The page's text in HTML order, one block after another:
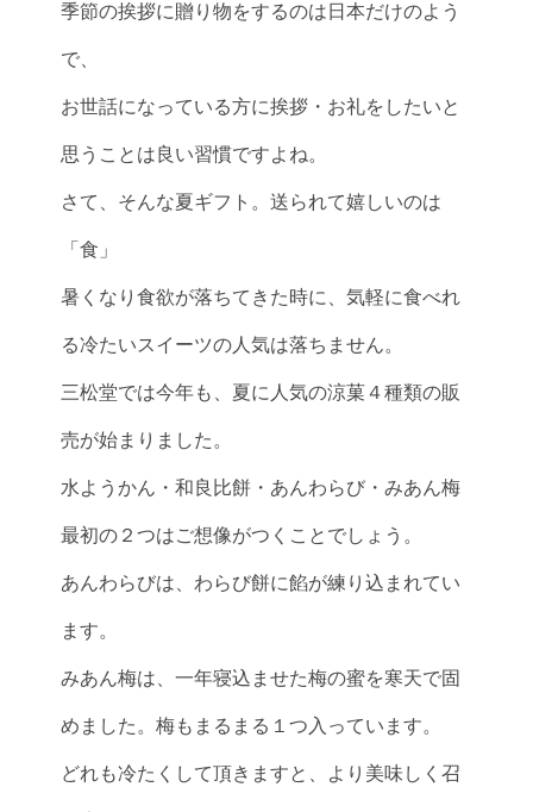
季節の挨拶に贈り物をするのは日本だけのよう
で、
お世話になっている方に挨拶・お礼をしたいと
思うことは良い習慣ですよね。
さて、そんな夏ギフト。送られて嬉しいのは
「食」
暑くなり食欲が落ちてきた時に、気軽に食べれ
る冷たいスイーツの人気は落ちません。
三松堂では今年も、夏に人気の涼菓４種類の販
売が始まりました。
水ようかん・和良比餅・あんわらび・みあん梅
最初の２つはご想像がつくことでしょう。
あんわらびは、わらび餅に餡が練り込まれてい
ます。
みあん梅は、一年寝込ませた梅の蜜を寒天で固
めました。梅もまるまる１つ入っています。
どれも冷たくして頂きますと、より美味しく召